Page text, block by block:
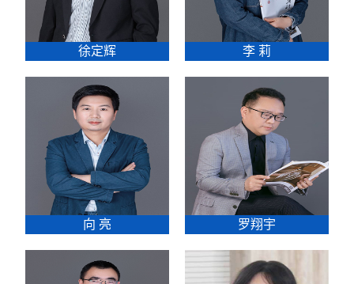
徐定辉 李 莉
向 亮 罗翔宇